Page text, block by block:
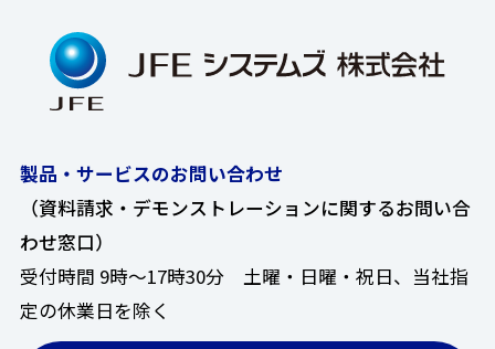
製品・サービスのお問い合わせ
（資料請求・デモンストレーションに関するお問い合
わせ窓口）
受付時間 9時～17時30分 土曜・日曜・祝日、当社指
定の休業日を除く